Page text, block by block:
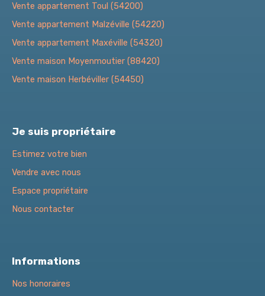
Vente appartement Toul (54200)
Vente appartement Malzéville (54220)
Vente appartement Maxéville (54320)
Vente maison Moyenmoutier (88420)
Vente maison Herbéviller (54450)
Je suis propriétaire
Estimez votre bien
Vendre avec nous
Espace propriétaire
Nous contacter
Informations
Nos honoraires